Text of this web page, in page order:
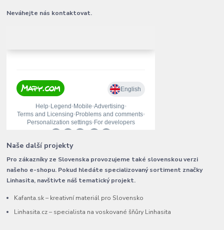
Neváhejte nás kontaktovat.
Naše další projekty
Pro zákazníky ze Slovenska provozujeme také slovenskou verzi
našeho e-shopu. Pokud hledáte specializovaný sortiment značky
Linhasita, navštivte náš tematický projekt.
Kafanta.sk – kreativní materiál pro Slovensko
Linhasita.cz – specialista na voskované šňůry Linhasita